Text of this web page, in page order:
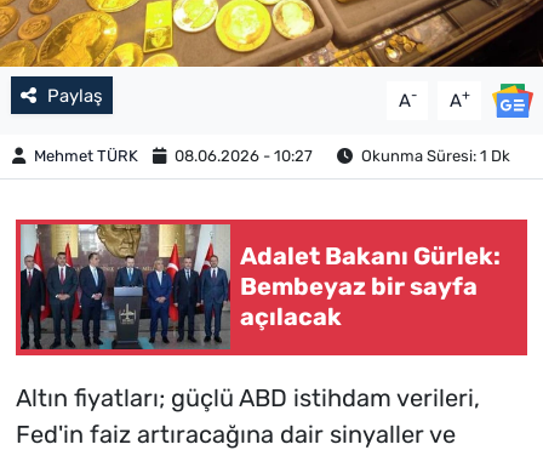
Paylaş A- A+
Mehmet TÜRK 08.06.2026 - 10:27 Okunma Süresi: 1 Dk
Adalet Bakanı Gürlek:
Bembeyaz bir sayfa
açılacak
Altın fiyatları; güçlü ABD istihdam verileri,
Fed'in faiz artıracağına dair sinyaller ve